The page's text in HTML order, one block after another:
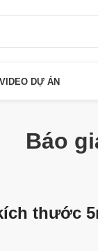
VIDEO DỰ ÁN
Báo
thước